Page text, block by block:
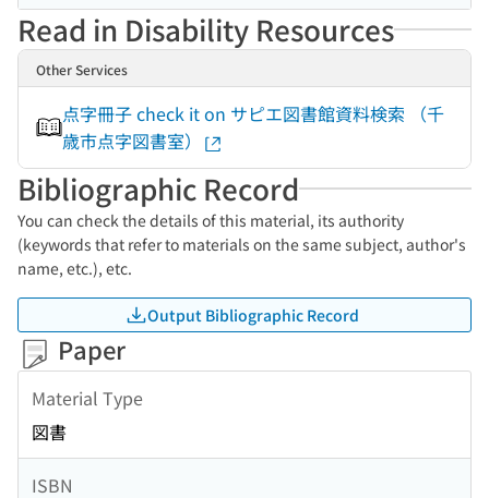
Read in Disability Resources
Other Services
点字冊子 check it on サピエ図書館資料検索 （千
歳市点字図書室）
Bibliographic Record
You can check the details of this material, its authority
(keywords that refer to materials on the same subject, author's
name, etc.), etc.
Output Bibliographic Record
Paper
Material Type
図書
ISBN